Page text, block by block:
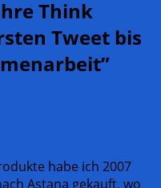
Think
Tweet bis
”
habe ich 2007
Astana gekauft, wo